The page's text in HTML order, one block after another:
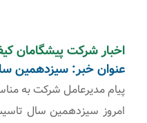
اخبار شرکت پیشگامان
عنوان خبر: سیزدهمین
پیام مدیرعامل شرکت به
امروز سیزدهمین سال